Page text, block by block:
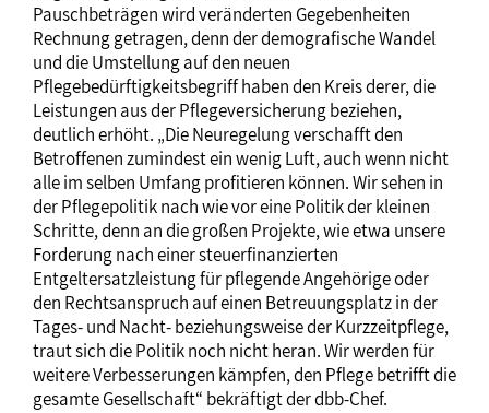
Pauschbeträgen wird veränderten Gegebenheiten
Rechnung getragen, denn der demografische Wandel
und die Umstellung auf den neuen
Pflegebedürftigkeitsbegriff haben den Kreis derer, die
Leistungen aus der Pflegeversicherung beziehen,
deutlich erhöht. „Die Neuregelung verschafft den
Betroffenen zumindest ein wenig Luft, auch wenn nicht
alle im selben Umfang profitieren können. Wir sehen in
der Pflegepolitik nach wie vor eine Politik der kleinen
Schritte, denn an die großen Projekte, wie etwa unsere
Forderung nach einer steuerfinanzierten
Entgeltersatzleistung für pflegende Angehörige oder
den Rechtsanspruch auf einen Betreuungsplatz in der
Tages- und Nacht- beziehungsweise der Kurzzeitpflege,
traut sich die Politik noch nicht heran. Wir werden für
weitere Verbesserungen kämpfen, den Pflege betrifft die
gesamte Gesellschaft“ bekräftigt der dbb-Chef.